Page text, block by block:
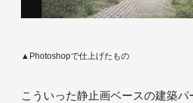
▲Photoshopで仕上げたもの
こういった静止画ベースの建築パ